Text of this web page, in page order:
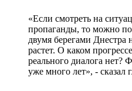
«Если смотреть на
пропаганды, то можно
двумя берегами Днестра
растет. О каком
реального диалога нет?
уже много лет», - сказал